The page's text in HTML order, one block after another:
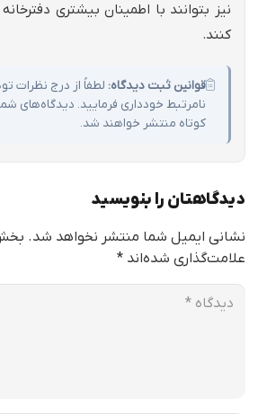
نیز بتوانند با اطمینان بیشتری
کنند.
قوانین ثبت دیدگاه: لطفاً از درج نظرات
نامرتبط خودداری فرمایید. دیدگاه‌های
کوتاه منتشر خواهند شد.
دیدگاهتان را بنویسید
نشانی ایمیل شما منتشر نخواهد شد.
علامت‌گذاری شده‌اند *